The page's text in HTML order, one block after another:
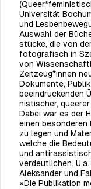
Universität
und
Auswahl der
stücke, die von
fotografisch in
von
Zeitzeug*innen
Dokumente,
beein­drucken­den
nistischer,
Dabei war es der
einen besonderen
zu legen und
welche die
und
verdeutlichen.
Aleksander und
»Die Publikation